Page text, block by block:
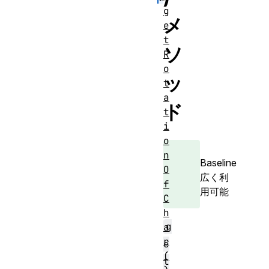
メ
ソ
ッ
ド
Baseline
広く利
用可能
g
e
t
g
e
t
R
o
t
a
t
i
o
n
O
f
C
h
a
r
(